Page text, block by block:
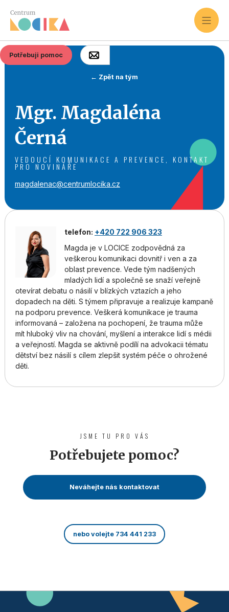
Potřebuji pomoc
← Zpět na tým
Mgr. Magdaléna
Černá
VEDOUCÍ KOMUNIKACE A PREVENCE, KONTAKT
PRO NOVINÁŘE
magdalenac@centrumlocika.cz
telefon: +420 722 906 323
Magda je v LOCICE zodpovědná za
veškerou komunikaci dovnitř i ven a za
oblast prevence. Vede tým nadšených
mladých lidí a společně se snaží veřejně
otevírat debatu o násilí v blízkých vztazích a jeho
dopadech na děti. S týmem připravuje a realizuje kampaně
na podporu prevence. Veškerá komunikace je trauma
informovaná –⁠⁠⁠⁠⁠⁠ založena na pochopení, že trauma může
mít hluboký vliv na chování, myšlení a interakce lidí s médii
a veřejností. Magda se aktivně podílí na advokacii tématu
dětství bez násilí s cílem zlepšit systém péče o ohrožené
děti.
JSME TU PRO VÁS
Potřebujete pomoc?
Neváhejte nás kontaktovat
nebo volejte 734 441 233